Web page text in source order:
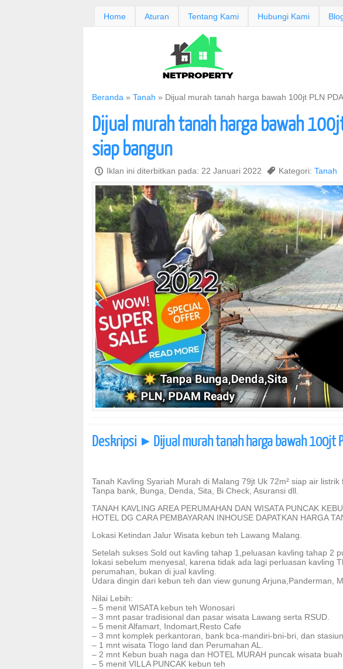
Home Aturan Tentang Kami Hubungi Kami
Beranda » Tanah » Dijual murah tanah harga bawah 100jt PLN
Dijual murah tanah harga bawah
siap bangun
P Iklan ini diterbitkan pada: 22 Januari 2022 , Kategori: Tanah
Deskripsi ] Dijual murah tanah harga bawah 100jt
Tanah Kavling Syariah Murah di Malang 79jt Uk 72m² siap air listrik
Tanpa bank, Bunga, Denda, Sita, Bi Check, Asuransi dll.
TANAH KAVLING AREA PERUMAHAN DAN WISATA PUNCAK
HOTEL DG CARA PEMBAYARAN INHOUSE DAPATKAN HARGA
Lokasi Ketindan Jalur Wisata kebun teh Lawang Malang.
Setelah sukses Sold out kavling tahap 1,peluasan kavling tahap 2
lokasi sebelum menyesal, karena tidak ada lagi perluasan kavling
perumahan, bukan di jual kavling.
Udara dingin dari kebun teh dan view gunung Arjuna,Panderman,
Nilai Lebih:
– 5 menit WISATA kebun teh Wonosari
– 3 mnt pasar tradisional dan pasar wisata Lawang serta RSUD.
– 5 menit Alfamart, Indomart,Resto Cafe
– 3 mnt komplek perkantoran, bank bca-mandiri-bni-bri, dan stasiun.
– 1 mnt wisata Tlogo land dan Perumahan AL.
– 2 mnt Kebun buah naga dan HOTEL MURAH puncak wisata
– 5 menit VILLA PUNCAK kebun teh